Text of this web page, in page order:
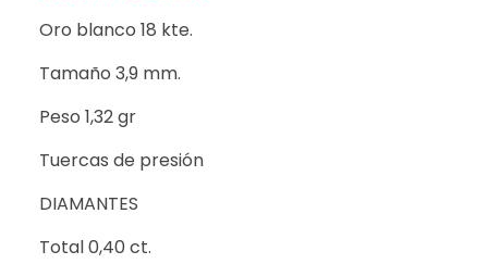
Oro blanco 18 kte.
Tamaño 3,9 mm.
Peso 1,32 gr
Tuercas de presión
DIAMANTES
Total 0,40 ct.